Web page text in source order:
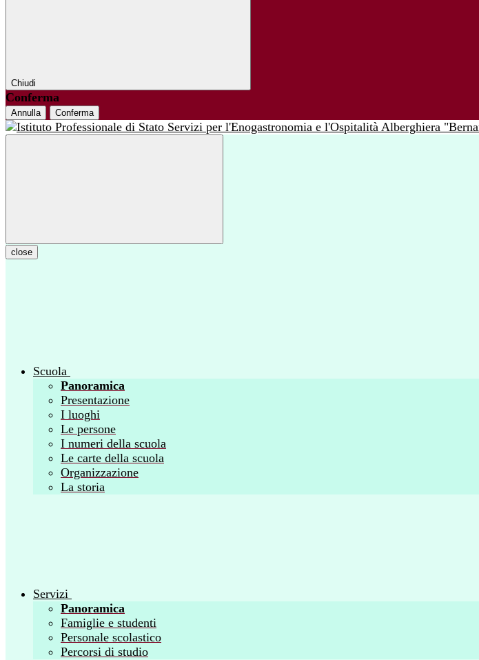
Chiudi
Conferma
Annulla Conferma
close
Scuola
Panoramica
Presentazione
I luoghi
Le persone
I numeri della scuola
Le carte della scuola
Organizzazione
La storia
Servizi
Panoramica
Famiglie e studenti
Personale scolastico
Percorsi di studio